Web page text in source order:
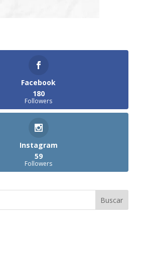
Facebook
180
Followers
Instagram
59
Followers